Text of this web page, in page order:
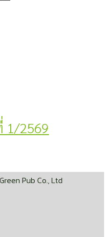
1/2569
Pub Co., Ltd